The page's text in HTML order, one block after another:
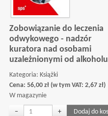
Zobowiązanie do leczenia
odwykowego - nadzór
kuratora nad osobami
uzależnionymi od alkoholu
Kategoria: Książki
Cena:56,00 zł (w tym VAT:2,67 zł)
W magazynie
− +